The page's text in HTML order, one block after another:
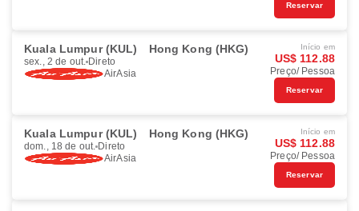
Reservar
Kuala Lumpur (KUL) Hong Kong (HKG)
sex., 2 de out. Direto
AirAsia
Início em
US$ 112.88
Preço/ Pessoa
Reservar
Kuala Lumpur (KUL) Hong Kong (HKG)
dom., 18 de out. Direto
AirAsia
Início em
US$ 112.88
Preço/ Pessoa
Reservar